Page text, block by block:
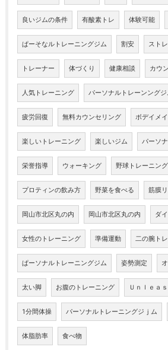
良いジムの条件 有酸素トレ 体験可能
ぱーそなルトレーニングジム 割安 スト
トレーナー 体づくり 健康相談 カウ
人気トレーニング パーソナルトレーンングジ
疲労回復 無料カウンセリング ボデイメ
楽しいトレーニング 楽しいジム パーソ
栄誉指導 ウォーキング 野球トレーニング
プロティンの飲み方 野菜を食べる 筋膜
岡山市北区丸の内 岡山市北区丸の内 ダ
女性のトレーニング 準備運動 二の腕ト
ぱーソナルトレーニングジム 姿勢測定
太い脚 お腹のトレーニング Ｕｎｌｅａｓ
1分間体操 パーソナルトレーニングジｊム
体脂肪率 食べ物